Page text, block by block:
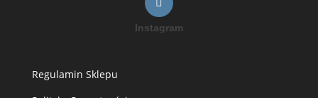
Instagram
Regulamin Sklepu